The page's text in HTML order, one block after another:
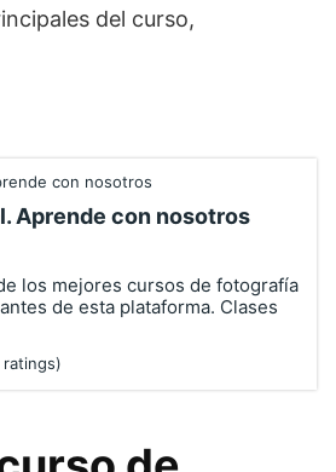
del curso,
Aprende con nosotros
los mejores cursos de fotografía
de esta plataforma. Clases